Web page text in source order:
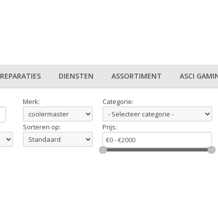
REPARATIES DIENSTEN ASSORTIMENT ASCI
Merk: Categorie:
Sorteren op: Prijs: